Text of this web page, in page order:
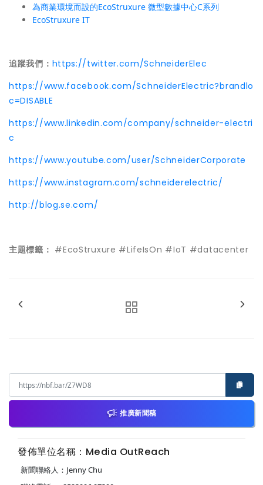
為商業環境而設的EcoStruxure 微型數據中心C系列
EcoStruxure IT
追蹤我們： https://twitter.com/SchneiderElec
https://www.facebook.com/SchneiderElectric?brandlo
c=DISABLE
https://www.linkedin.com/company/schneider-electri
c
https://www.youtube.com/user/SchneiderCorporate
https://www.instagram.com/schneiderelectric/
http://blog.se.com/
主題標籤： #EcoStruxure #LifeIsOn #IoT #datacenter
推廣新聞稿
發佈單位名稱：Media OutReach
新聞聯絡人：Jenny Chu